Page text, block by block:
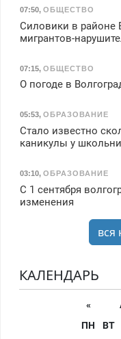
07:50, ОБЩЕСТВО
Силовики в районе
мигрантов-
07:15, ОБЩЕСТВО
О погоде в
05:53, ОБРАЗОВАНИЕ
Стало известно
каникулы у
03:10, ОБРАЗОВАНИЕ
С 1 сентября
изменения
вся
КАЛЕНДАРЬ
«
ПН
ВТ